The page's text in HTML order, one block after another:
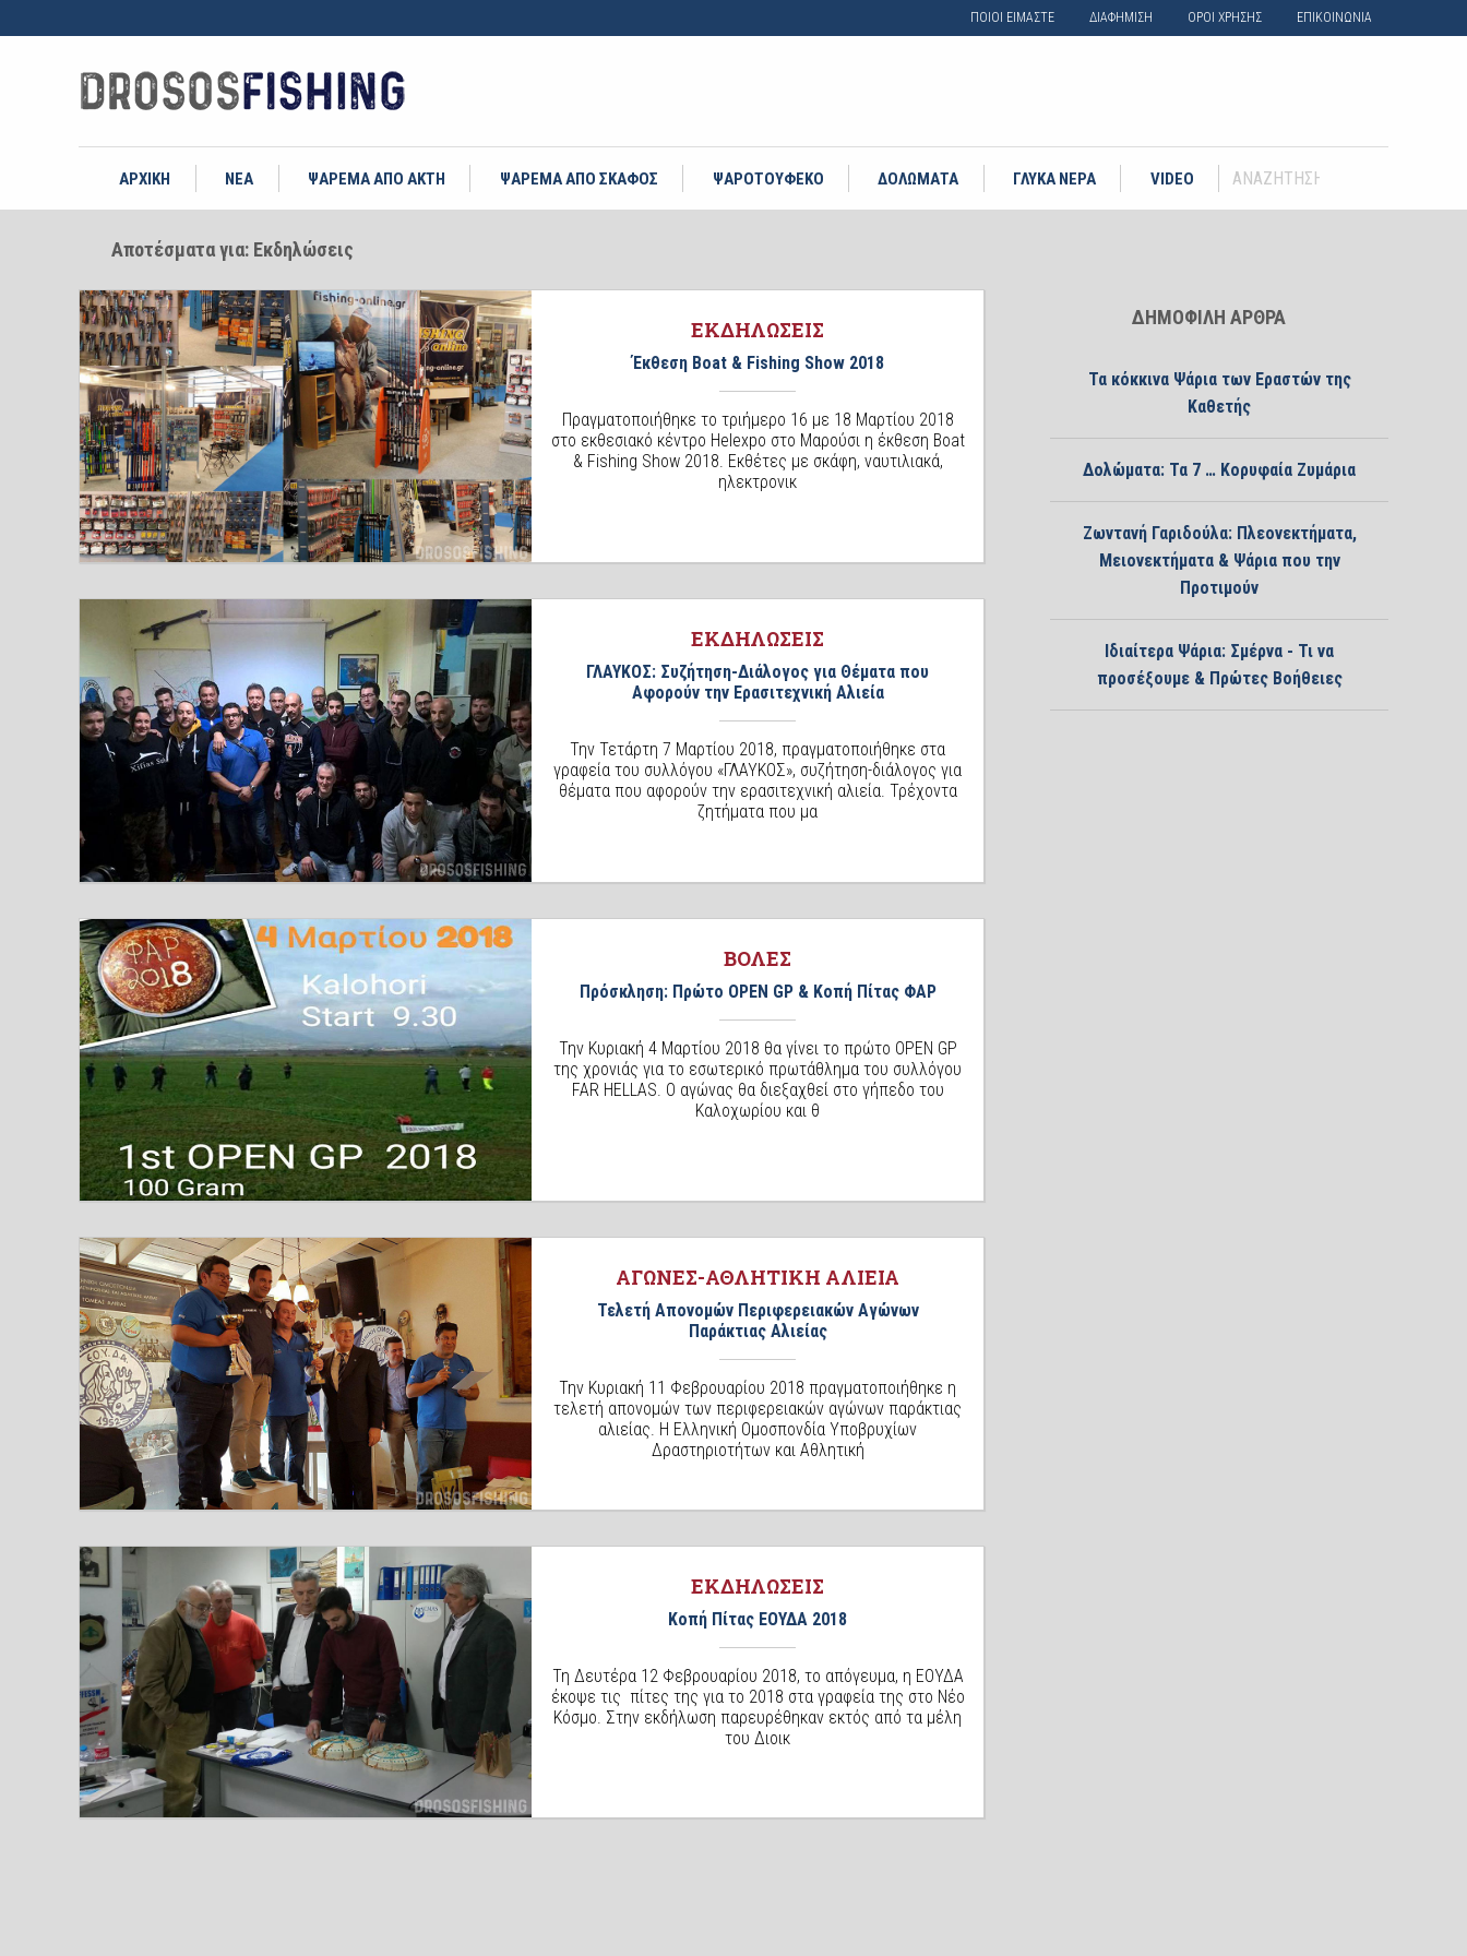
ΠΟΙΟΙ ΕΙΜΑΣΤΕ ΔΙΑΦΗΜΙΣΗ ΟΡΟΙ ΧΡΗΣΗΣ ΕΠΙΚΟΙΝΩΝΙΑ
ΑΡΧΙΚΗ ΝΕΑ ΨΑΡΕΜΑ ΑΠΟ ΑΚΤΗ ΨΑΡΕΜΑ ΑΠΟ ΣΚΑΦΟΣ ΨΑΡΟΤΟΥΦΕΚΟ ΔΟΛΩΜΑΤΑ ΓΛΥΚΑ ΝΕΡΑ VIDEO
Αποτέσματα για: Εκδηλώσεις
ΕΚΔΗΛΩΣΕΙΣ
Έκθεση Boat & Fishing Show 2018
Πραγματοποιήθηκε το τριήμερο 16 με 18 Μαρτίου 2018
στο εκθεσιακό κέντρο Helexpo στο Μαρούσι η έκθεση Boat
& Fishing Show 2018. Εκθέτες με σκάφη, ναυτιλιακά,
ηλεκτρονικ
ΕΚΔΗΛΩΣΕΙΣ
ΓΛΑΥΚΟΣ: Συζήτηση-Διάλογος για Θέματα που
Αφορούν την Ερασιτεχνική Αλιεία
Την Τετάρτη 7 Μαρτίου 2018, πραγματοποιήθηκε στα
γραφεία του συλλόγου «ΓΛΑΥΚΟΣ», συζήτηση-διάλογος για
θέματα που αφορούν την ερασιτεχνική αλιεία. Τρέχοντα
ζητήματα που μα
ΒΟΛΕΣ
Πρόσκληση: Πρώτο OPEN GP & Κοπή Πίτας ΦΑΡ
Την Κυριακή 4 Μαρτίου 2018 θα γίνει το πρώτο OPEN GP
της χρονιάς για το εσωτερικό πρωτάθλημα του συλλόγου
FAR HELLAS. Ο αγώνας θα διεξαχθεί στο γήπεδο του
Καλοχωρίου και θ
ΑΓΩΝΕΣ-ΑΘΛΗΤΙΚΗ ΑΛΙΕΙΑ
Τελετή Απονομών Περιφερειακών Αγώνων
Παράκτιας Αλιείας
Την Κυριακή 11 Φεβρουαρίου 2018 πραγματοποιήθηκε η
τελετή απονομών των περιφερειακών αγώνων παράκτιας
αλιείας. Η Ελληνική Ομοσπονδία Υποβρυχίων
Δραστηριοτήτων και Αθλητική
ΕΚΔΗΛΩΣΕΙΣ
Κοπή Πίτας ΕΟΥΔΑ 2018
Τη Δευτέρα 12 Φεβρουαρίου 2018, το απόγευμα, η ΕΟΥΔΑ
έκοψε τις πίτες της για το 2018 στα γραφεία της στο Νέο
Κόσμο. Στην εκδήλωση παρευρέθηκαν εκτός από τα μέλη
του Διοικ
ΔΗΜΟΦΙΛΗ ΑΡΘΡΑ
Τα κόκκινα Ψάρια των Εραστών της
Καθετής
Δολώματα: Τα 7 … Κορυφαία Ζυμάρια
Ζωντανή Γαριδούλα: Πλεονεκτήματα,
Μειονεκτήματα & Ψάρια που την
Προτιμούν
Ιδιαίτερα Ψάρια: Σμέρνα - Τι να
προσέξουμε & Πρώτες Βοήθειες